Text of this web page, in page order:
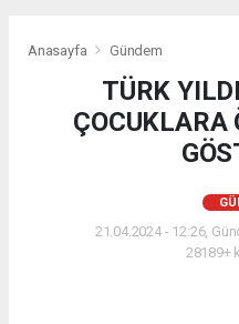
Anasayfa Gündem
TÜRK
ÇOCUKLARA
21.04.2024 - 12:26,
28189+